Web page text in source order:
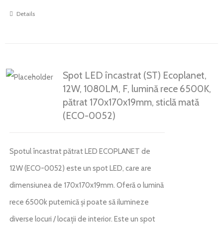
Details
Spot LED încastrat (ST) Ecoplanet,
12W, 1080LM, F, lumină rece 6500K,
pătrat 170x170x19mm, sticlă mată
(ECO-0052)
Spotul încastrat pătrat LED ECOPLANET de
12W (ECO-0052) este un spot LED, care are
dimensiunea de 170x170x19mm. Oferă o lumină
rece 6500k puternică și poate să ilumineze
diverse locuri / locații de interior. Este un spot